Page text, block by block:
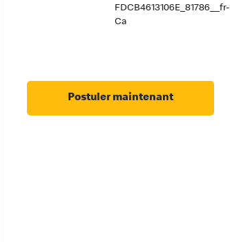
FDCB4613106E_81786__fr-
Ca
Postuler maintenant